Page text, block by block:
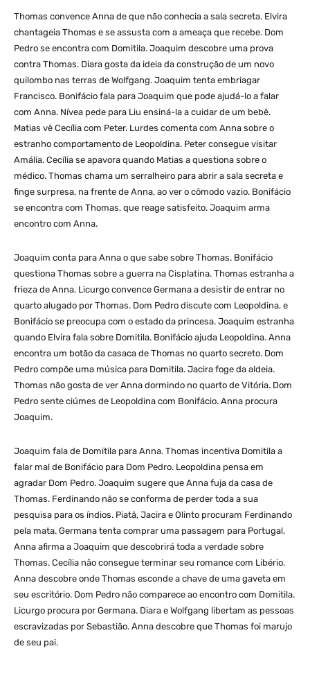
Thomas convence Anna de que não conhecia a sala secreta. Elvira
chantageia Thomas e se assusta com a ameaça que recebe. Dom
Pedro se encontra com Domitila. Joaquim descobre uma prova
contra Thomas. Diara gosta da ideia da construção de um novo
quilombo nas terras de Wolfgang. Joaquim tenta embriagar
Francisco. Bonifácio fala para Joaquim que pode ajudá-lo a falar
com Anna. Nívea pede para Liu ensiná-la a cuidar de um bebê.
Matias vê Cecília com Peter. Lurdes comenta com Anna sobre o
estranho comportamento de Leopoldina. Peter consegue visitar
Amália. Cecília se apavora quando Matias a questiona sobre o
médico. Thomas chama um serralheiro para abrir a sala secreta e
finge surpresa, na frente de Anna, ao ver o cômodo vazio. Bonifácio
se encontra com Thomas, que reage satisfeito. Joaquim arma
encontro com Anna.
Joaquim conta para Anna o que sabe sobre Thomas. Bonifácio
questiona Thomas sobre a guerra na Cisplatina. Thomas estranha a
frieza de Anna. Licurgo convence Germana a desistir de entrar no
quarto alugado por Thomas. Dom Pedro discute com Leopoldina, e
Bonifácio se preocupa com o estado da princesa. Joaquim estranha
quando Elvira fala sobre Domitila. Bonifácio ajuda Leopoldina. Anna
encontra um botão da casaca de Thomas no quarto secreto. Dom
Pedro compõe uma música para Domitila. Jacira foge da aldeia.
Thomas não gosta de ver Anna dormindo no quarto de Vitória. Dom
Pedro sente ciúmes de Leopoldina com Bonifácio. Anna procura
Joaquim.
Joaquim fala de Domitila para Anna. Thomas incentiva Domitila a
falar mal de Bonifácio para Dom Pedro. Leopoldina pensa em
agradar Dom Pedro. Joaquim sugere que Anna fuja da casa de
Thomas. Ferdinando não se conforma de perder toda a sua
pesquisa para os índios. Piatã, Jacira e Olinto procuram Ferdinando
pela mata. Germana tenta comprar uma passagem para Portugal.
Anna afirma a Joaquim que descobrirá toda a verdade sobre
Thomas. Cecília não consegue terminar seu romance com Libério.
Anna descobre onde Thomas esconde a chave de uma gaveta em
seu escritório. Dom Pedro não comparece ao encontro com Domitila.
Licurgo procura por Germana. Diara e Wolfgang libertam as pessoas
escravizadas por Sebastião. Anna descobre que Thomas foi marujo
de seu pai.